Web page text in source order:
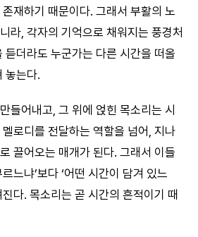
재하기 때문이다. 그래서 부활의 노
라, 각자의 기억으로 채워지는 풍경처
듣더라도 누군가는 다른 시간을 떠올
놓는다.
들어내고, 그 위에 얹힌 목소리는 시
로디를 전달하는 역할을 넘어, 지나
끌어오는 매개가 된다. 그래서 이들
느냐’보다 ‘어떤 시간이 담겨 있느
다. 목소리는 곧 시간의 흔적이기 때